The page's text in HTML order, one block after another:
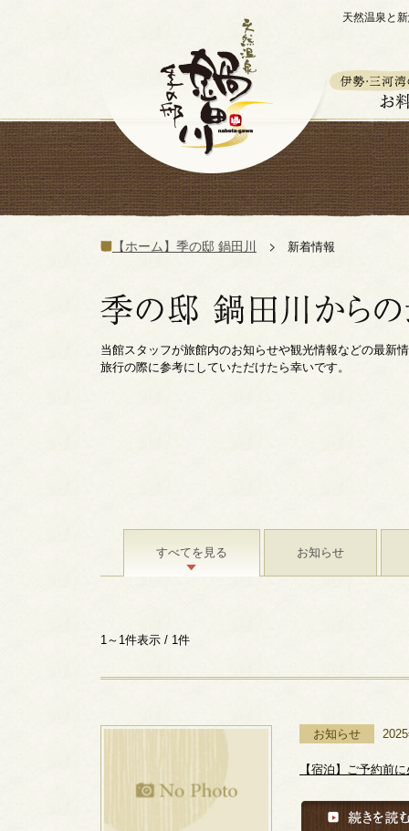
天然温泉と
【ホーム】季の邸 鍋田川 新着情報
当館スタッフが旅館内のお知らせや観光情報などの最新
旅行の際に参考にしていただけたら幸いです。
すべてを見る お知らせ
1～1件表示 / 1件
お知らせ
【宿泊】ご予約前